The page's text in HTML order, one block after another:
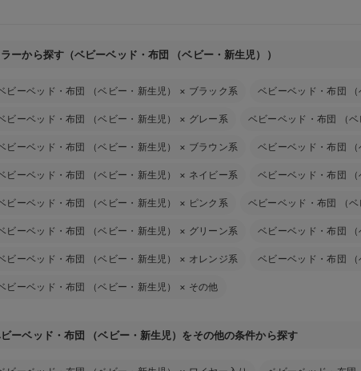
ーから探す（ベビーベッド・布団 （ベビー・新生児））
ビーベッド・布団 （ベビー・新生児） × ブラック系 ベビーベッド・布団 （
ビーベッド・布団 （ベビー・新生児） × グレー系 ベビーベッド・布団 （ベ
ビーベッド・布団 （ベビー・新生児） × ブラウン系 ベビーベッド・布団 （
ビーベッド・布団 （ベビー・新生児） × ネイビー系 ベビーベッド・布団 （
ビーベッド・布団 （ベビー・新生児） × ピンク系 ベビーベッド・布団 （ベ
ビーベッド・布団 （ベビー・新生児） × グリーン系 ベビーベッド・布団 （
ビーベッド・布団 （ベビー・新生児） × オレンジ系 ベビーベッド・布団 （
ビーベッド・布団 （ベビー・新生児） × その他
ーベッド・布団 （ベビー・新生児）をその他の条件から探す